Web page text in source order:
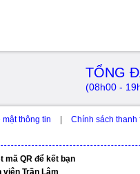
TỔNG
(08h00 -
thông tin Chính sách thanh
mã QR để kết bạn